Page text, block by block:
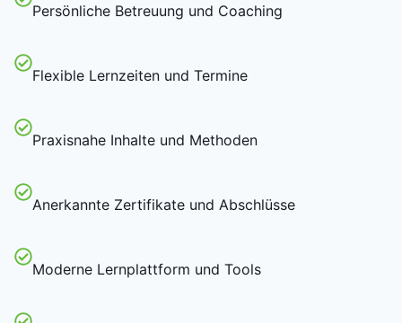
Persönliche Betreuung und Coaching
Flexible Lernzeiten und Termine
Praxisnahe Inhalte und Methoden
Anerkannte Zertifikate und Abschlüsse
Moderne Lernplattform und Tools